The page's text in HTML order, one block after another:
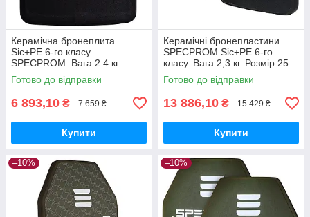
Керамічна бронеплита
Sic+PE 6-го класу
SPECPROM. Вага 2.4 кг.
Розмір 25 на 30 см
Готово до відправки
6 893,10 ₴ 7 659 ₴
Купити
Керамічні бронепластини
SPECPROM Sic+PE 6-го
класу. Вага 2,3 кг. Розмір 25
на 30 см. Комплект - 2 шт.
Готово до відправки
13 886,10 ₴ 15 429 ₴
Купити
–10% –10%